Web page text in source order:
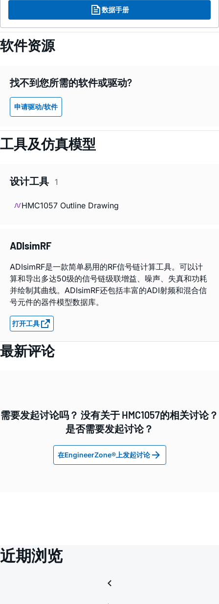
数据手册
软件资源
找不到您所需的软件或驱动?
申请驱动/软件
工具及仿真模型
设计工具 1
HMC1057 Outline Drawing
ADIsimRF
ADIsimRF是一款简单易用的RF信号链计算工具。可以计
算和导出多达50级的信号链级联增益、噪声、失真和功耗
并绘制其曲线。ADIsimRF还包括丰富的ADI射频和混合信
号元件的器件模型数据库。
打开工具
最新评论
需要发起讨论吗？ 没有关于 HMC1057的相关讨论？
是否需要发起讨论？
在EngineerZone®上发起讨论
近期浏览